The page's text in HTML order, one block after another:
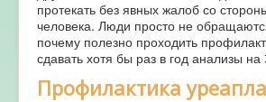
протекать без явных жалоб со
человека. Люди просто не
почему полезно проходить
сдавать хотя бы раз в год анализы
Профилактика